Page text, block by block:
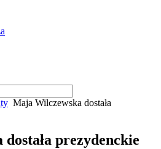
Maja Wilczewska dostała
prezydenckie